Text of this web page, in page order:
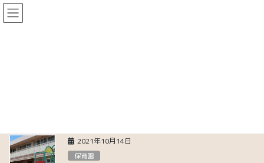
コ
ン
ナ
ビ
2021年10月14日
保育園